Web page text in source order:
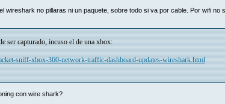
no pillaras ni un paquete, sobre todo si va por cable. Por wifi no
ser capturado, incuso el de una xbox:
sniff-xbox-360-network-traffic-dashboard-updates-wireshark.html
con wire shark?